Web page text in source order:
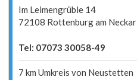
Im Leimengrüble 14
72108 Rottenburg am Neckar
Tel: 07073 30058-49
7 km Umkreis von Neustetten